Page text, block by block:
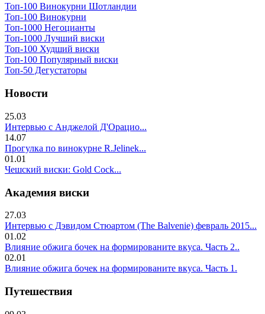
Топ-100 Винокурни Шотландии
Топ-100 Винокурни
Топ-1000 Негоцианты
Топ-1000 Лучший виски
Топ-100 Худший виски
Топ-100 Популярный виски
Топ-50 Дегустаторы
Новости
25.03
Интервью с Анджелой Д'Орацио...
14.07
Прогулка по винокурне R.Jelinek...
01.01
Чешский виски: Gold Cock...
Академия виски
27.03
Интервью с Дэвидом Стюартом (The Balvenie) февраль 2015...
01.02
Влияние обжига бочек на формированите вкуса. Часть 2..
02.01
Влияние обжига бочек на формированите вкуса. Часть 1.
Путешествия